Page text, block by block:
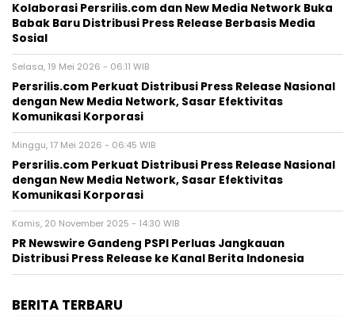
Kolaborasi Persrilis.com dan New Media Network Buka
Babak Baru Distribusi Press Release Berbasis Media
Sosial
Selasa, 19 Mei 2026 - 06:11 WIB
Persrilis.com Perkuat Distribusi Press Release Nasional
dengan New Media Network, Sasar Efektivitas
Komunikasi Korporasi
Minggu, 17 Mei 2026 - 06:45 WIB
Persrilis.com Perkuat Distribusi Press Release Nasional
dengan New Media Network, Sasar Efektivitas
Komunikasi Korporasi
Kamis, 20 November 2025 - 14:30 WIB
PR Newswire Gandeng PSPI Perluas Jangkauan
Distribusi Press Release ke Kanal Berita Indonesia
BERITA TERBARU